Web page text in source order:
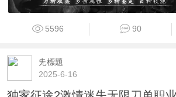
5596 90
兂標題
2025-6-16